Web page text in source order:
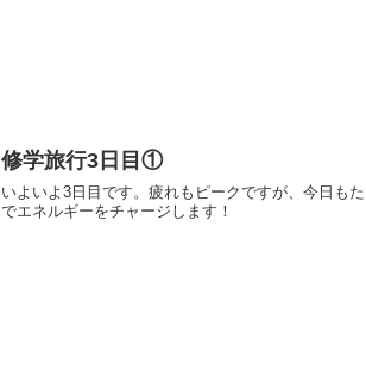
修学旅行3日目①
いよいよ3日目です。疲れもピークですが、今日も
でエネルギーをチャージします！